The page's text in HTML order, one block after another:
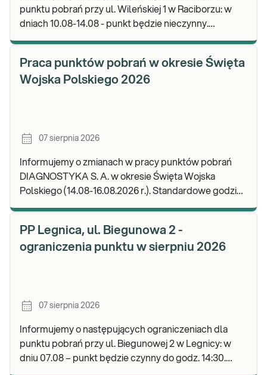
punktu pobrań przy ul. Wileńskiej 1 w Raciborzu: w
dniach 10.08-14.08 - punkt będzie nieczynny.
Praca punktów pobrań w okresie Święta
Wojska Polskiego 2026
07 sierpnia 2026
Informujemy o zmianach w pracy punktów pobrań
DIAGNOSTYKA S. A. w okresie Święta Wojska
Polskiego (14.08-16.08.2026 r.). Standardowe godziny
PP Legnica, ul. Biegunowa 2 -
ograniczenia punktu w sierpniu 2026
07 sierpnia 2026
Informujemy o następujących ograniczeniach dla
punktu pobrań przy ul. Biegunowej 2 w Legnicy: w
dniu 07.08 – punkt będzie czynny do godz. 14:30.